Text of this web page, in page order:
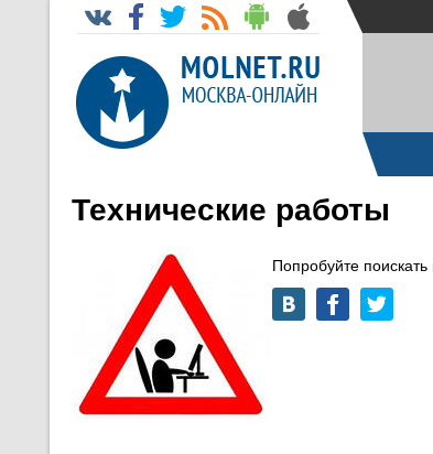
Технические работы
Попробуйте